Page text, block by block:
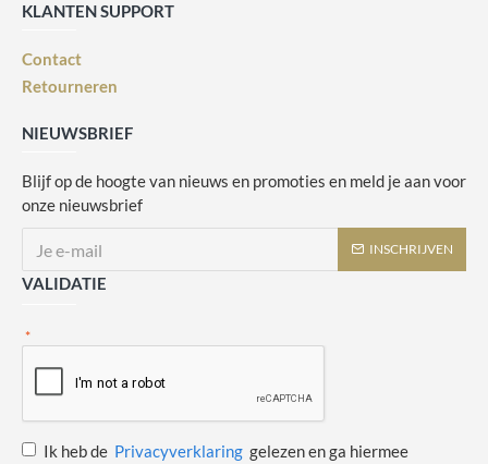
KLANTEN SUPPORT
Contact
Retourneren
NIEUWSBRIEF
Blijf op de hoogte van nieuws en promoties en meld je aan voor
onze nieuwsbrief
INSCHRIJVEN
VALIDATIE
Ik heb de Privacyverklaring gelezen en ga hiermee